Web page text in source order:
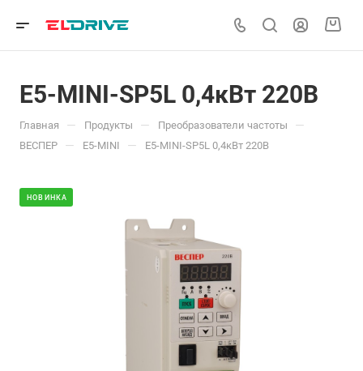
E5-MINI-SP5L 0,4кВт 220В
Главная — Продукты — Преобразователи частоты —
ВЕСПЕР — Е5-MINI — E5-MINI-SP5L 0,4кВт 220В
НОВИНКА